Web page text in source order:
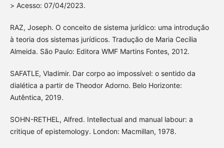
> Acesso: 07/04/2023.
RAZ, Joseph. O conceito de sistema jurídico: uma introdução
à teoria dos sistemas jurídicos. Tradução de Maria Cecília
Almeida. São Paulo: Editora WMF Martins Fontes, 2012.
SAFATLE, Vladimir. Dar corpo ao impossível: o sentido da
dialética a partir de Theodor Adorno. Belo Horizonte:
Autêntica, 2019.
SOHN-RETHEL, Alfred. Intellectual and manual labour: a
critique of epistemology. London: Macmillan, 1978.